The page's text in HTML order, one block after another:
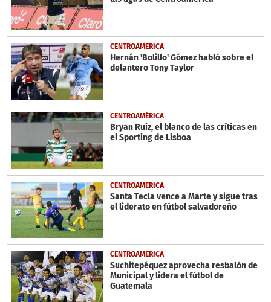
CENTROAMÉRICA
Hernán 'Bolillo' Gómez habló sobre el
delantero Tony Taylor
CENTROAMÉRICA
Bryan Ruiz, el blanco de las críticas en
el Sporting de Lisboa
CENTROAMÉRICA
Santa Tecla vence a Marte y sigue tras
el liderato en fútbol salvadoreño
CENTROAMÉRICA
Suchitepéquez aprovecha resbalón de
Municipal y lidera el fútbol de
Guatemala